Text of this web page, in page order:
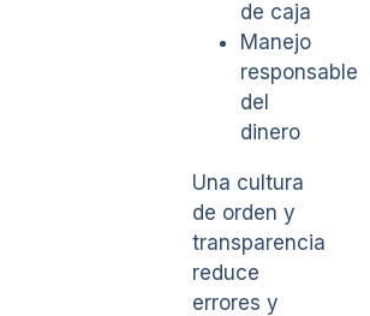
de caja
Manejo
responsable
del
dinero
Una cultura
de orden y
transparencia
reduce
errores y